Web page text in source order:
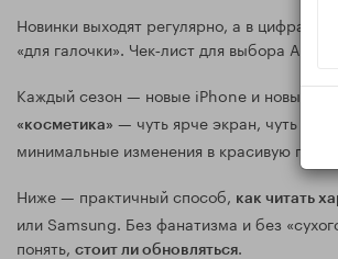
Новинки выходят регулярно, а в цифрах
«для галочки». Чек‑лист для выбора
Каждый сезон — новые iPhone и новые
«косметика» — чуть ярче экран, чуть
минимальные изменения в красивую
Ниже — практичный способ, как читать
или Samsung. Без фанатизма и без
понять, стоит ли обновляться.